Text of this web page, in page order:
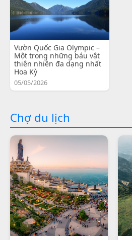
Vườn Quốc Gia Olympic –
Một trong những báu vật
thiên nhiên đa dạng nhất
Hoa Kỳ
05/05/2026
Chợ du lịch